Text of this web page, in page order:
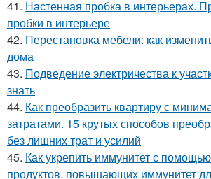
41. Настенная пробка в интерьерах.
пробки в интерьере
42. Перестановка мебели: как
дома
43. Подведение электричества к
знать
44. Как преобразить квартиру с
затратами. 15 крутых способов
без лишних трат и усилий
45. Как укрепить иммунитет с
продуктов, повышающих иммунитет